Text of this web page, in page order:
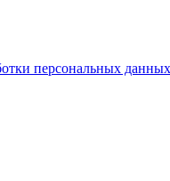
персональных данных